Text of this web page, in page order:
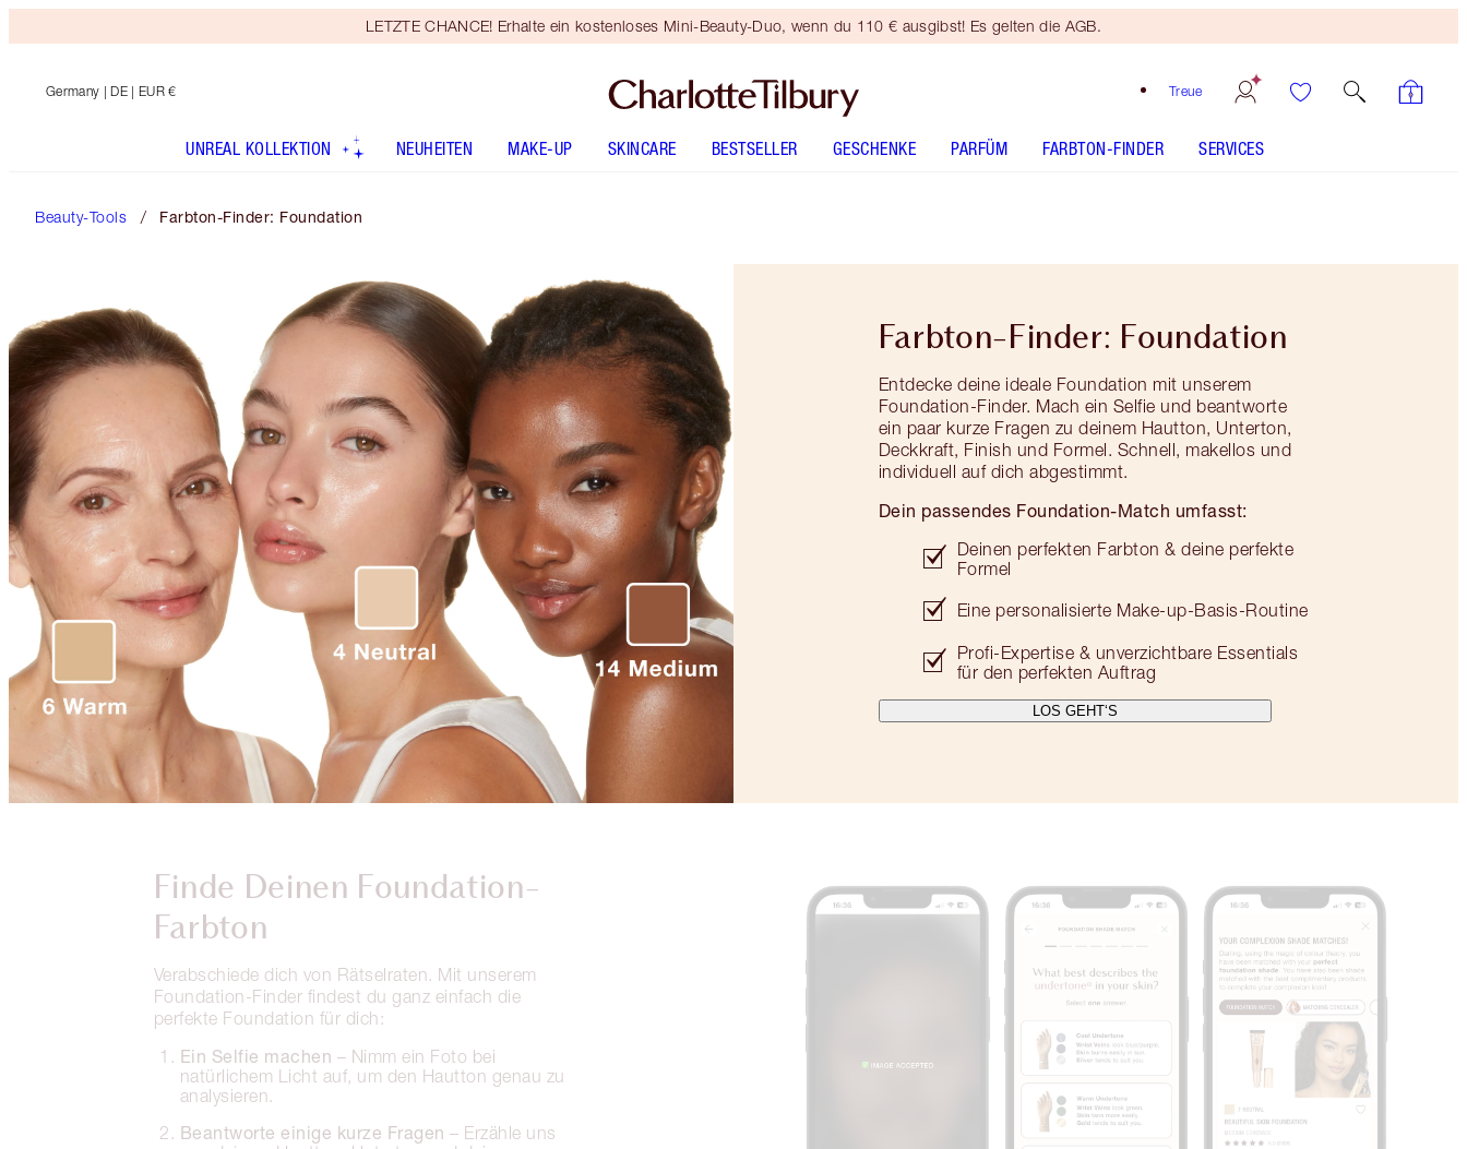
LETZTE CHANCE! Erhalte ein kostenloses Mini-Beauty-Duo, wenn du 110 € ausgibst! Es gelten die AGB.
Treue
Germany | DE | EUR €
UNREAL KOLLEKTION NEUHEITEN MAKE-UP SKINCARE BESTSELLER GESCHENKE PARFÜM FARBTON-FINDER SERVICES
Beauty-Tools Farbton-Finder: Foundation
Farbton-Finder: Foundation
Entdecke deine ideale Foundation mit unserem
Foundation-Finder. Mach ein Selfie und beantworte
ein paar kurze Fragen zu deinem Hautton, Unterton,
Deckkraft, Finish und Formel. Schnell, makellos und
individuell auf dich abgestimmt.
Dein passendes Foundation-Match umfasst:
Deinen perfekten Farbton & deine perfekte
Formel
Eine personalisierte Make-up-Basis-Routine
Profi-Expertise & unverzichtbare Essentials
für den perfekten Auftrag
LOS GEHT‘S
Finde Deinen Foundation-
Farbton
Verabschiede dich von Rätselraten. Mit unserem
Foundation-Finder findest du ganz einfach die
perfekte Foundation für dich:
Ein Selfie machen – Nimm ein Foto bei
natürlichem Licht auf, um den Hautton genau zu
analysieren.
Beantworte einige kurze Fragen – Erzähle uns